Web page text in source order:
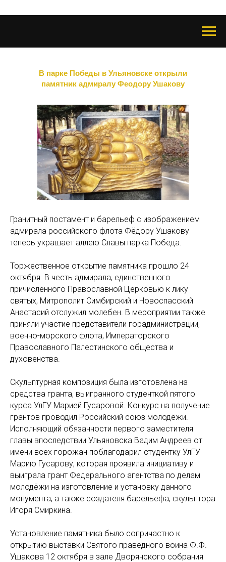
В парке Победы в Ульяновске открыли
памятник адмиралу Феодору Ушакову
Гранитный постамент и барельеф с изображением
адмирала российского флота Фёдору Ушакову
теперь украшает аллею Славы парка Победа.
Торжественное открытие памятника прошло 24
октября. В честь адмирала, единственного
причисленного Православной Церковью к лику
святых, Митрополит Симбирский и Новоспасский
Анастасий отслужил молебен. В мероприятии также
приняли участие представители горадминистрации,
военно-морского флота, Императорского
Православного Палестинского общества и
духовенства.
Скульптурная композиция была изготовлена на
средства гранта, выигранного студенткой пятого
курса УлГУ Марией Гусаровой. Конкурс на получение
грантов проводил Российский союз молодёжи.
Исполняющий обязанности первого заместителя
главы впоследствии Ульяновска Вадим Андреев от
имени всех горожан поблагодарил студентку УлГУ
Марию Гусарову, которая проявила инициативу и
выиграла грант Федерального агентства по делам
молодёжи на изготовление и установку данного
монумента, а также создателя барельефа, скульптора
Игоря Смиркина.
Установление памятника было сопричастно к
открытию выставки Святого праведного воина Ф.Ф.
Ушакова 12 октября в зале Дворянского собрания